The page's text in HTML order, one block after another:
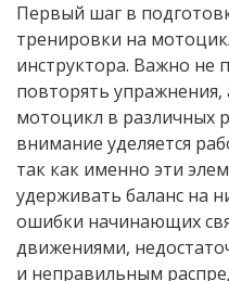
Первый шаг в
тренировки на
инструктора. Важно не
повторять
мотоцикл в различных
внимание уделяется
так как именно эти
удерживать баланс на
ошибки начинающих
движениями,
и неправильным